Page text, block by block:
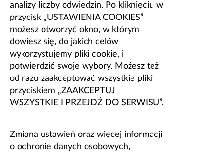
analizy liczby odwiedzin. Po kliknięciu w
przycisk „USTAWIENIA COOKIES”
możesz otworzyć okno, w którym
dowiesz się, do jakich celów
wykorzystujemy pliki cookie, i
potwierdzić swoje wybory. Możesz też
od razu zaakceptować wszystkie pliki
przyciskiem „ZAAKCEPTUJ
WSZYSTKIE I PRZEJDŹ DO SERWISU”.
Zmiana ustawień oraz więcej informacji
o ochronie danych osobowych,